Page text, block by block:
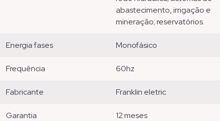
abastecimento, irrigação e
mineração; reservatórios.
energia fases monofásico
frequência 60hz
fabricante franklin eletric
garantia 12 meses